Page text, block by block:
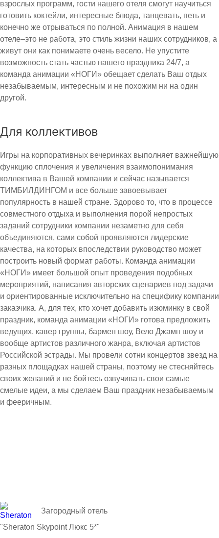
взрослых программ, гости нашего отеля смогут научиться
готовить коктейли, интересные блюда, танцевать, петь и
конечно же отрываться по полной. Анимация в нашем
отеле–это не работа, это стиль жизни наших сотрудников, а
живут они как понимаете очень весело. Не упустите
возможность стать частью нашего праздника 24/7, а
команда анимации «НОГИ» обещает сделать Ваш отдых
незабываемым, интересным и не похожим ни на один
другой.
Для коллективов
Игры на корпоративных вечеринках выполняет важнейшую
функцию сплочения и увеличения взаимопонимания
коллектива в Вашей компании и сейчас называется
ТИМБИЛДИНГОМ и все больше завоевывает
популярность в нашей стране. Здорово то, что в процессе
совместного отдыха и выполнения порой непростых
заданий сотрудники компании незаметно для себя
объединяются, сами собой проявляются лидерские
качества, на которых впоследствии руководство может
построить новый формат работы. Команда анимации
«НОГИ» имеет большой опыт проведения подобных
мероприятий, написания авторских сценариев под задачи
и ориентированные исключительно на специфику компании
заказчика. А, для тех, кто хочет добавить изюминку в свой
праздник, команда анимации «НОГИ» готова предложить
ведущих, кавер группы, бармен шоу, Вело Джамп шоу и
вообще артистов различного жанра, включая артистов
Российской эстрады. Мы провели сотни концертов звезд на
разных площадках нашей страны, поэтому не стесняйтесь
своих желаний и не бойтесь озвучивать свои самые
смелые идеи, а мы сделаем Ваш праздник незабываемым
и фееричным.
Загородный отель
"Sheraton Skypoint Люкс 5*"